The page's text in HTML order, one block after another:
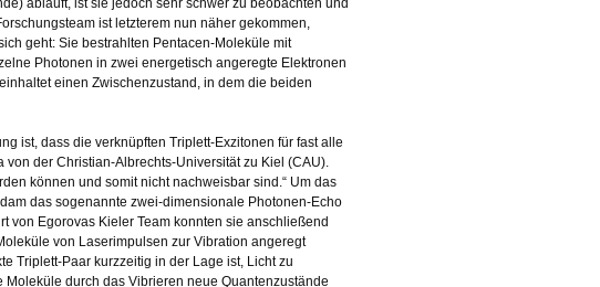
abläuft, ist sie jedoch sehr schwer zu beobachten und
ist letzterem nun näher gekommen,
geht: Sie bestrahlten Pentacen-Moleküle mit
Photonen in zwei energetisch angeregte Elektronen
einen Zwischenzustand, in dem die beiden
ist, dass die verknüpften Triplett-Exzitonen für fast alle
von der Christian-Albrechts-Universität zu Kiel (CAU).
können und somit nicht nachweisbar sind.“ Um das
das sogenannte zwei-dimensionale Photonen-Echo
von Egorovas Kieler Team konnten sie anschließend
von Laserimpulsen zur Vibration angeregt
Triplett-Paar kurzzeitig in der Lage ist, Licht zu
durch das Vibrieren neue Quantenzustände